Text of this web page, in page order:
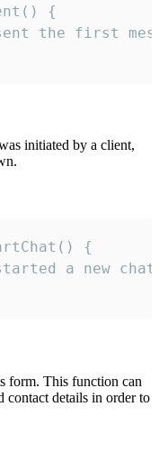
{
the first
initiated by a client,
{
a new
form. This function can
contact details in order to